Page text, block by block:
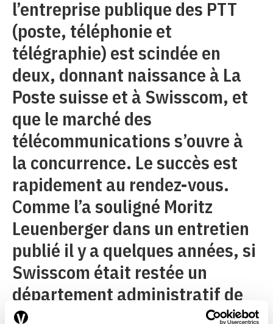
l’entreprise publique des PTT
(poste, téléphonie et
télégraphie) est scindée en
deux, donnant naissance à La
Poste suisse et à Swisscom, et
que le marché des
télécommunications s’ouvre à
la concurrence. Le succès est
rapidement au rendez-vous.
Comme l’a souligné Moritz
Leuenberger dans un entretien
publié il y a quelques années, si
Swisscom était restée un
département administratif de
la Confédération, la Suisse